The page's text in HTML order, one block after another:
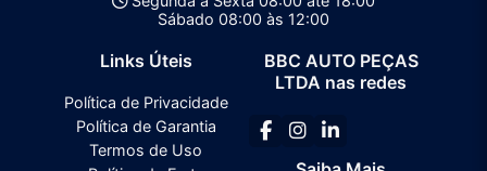
Sábado 08:00 às 12:00
Links Úteis
Política de Privacidade
Política de Garantia
Termos de Uso
BBC AUTO PEÇAS
LTDA nas redes